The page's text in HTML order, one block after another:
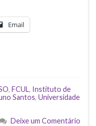
Email
, FCUL, Instituto de
Santos, Universidade
Deixe um Comentário